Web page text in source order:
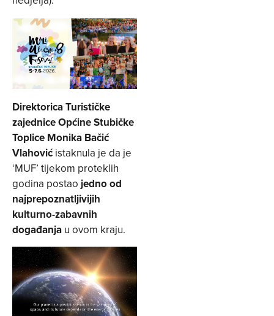
Direktorica Turističke
zajednice Općine Stubičke
Toplice Monika Bačić
Vlahović istaknula je da je
‘MUF’ tijekom proteklih
godina postao jedno od
najprepoznatljivijih
kulturno-zabavnih
događanja u ovom kraju.